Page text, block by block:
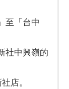
至「台中
社中興嶺的
店。